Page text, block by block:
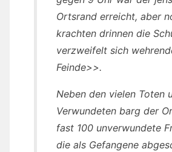
Ortsrand erreicht, aber
krachten drinnen die
verzweifelt sich
Feinde>>.
Neben den vielen Toten
Verwundeten barg der
fast 100 unverwundete
die als Gefangene